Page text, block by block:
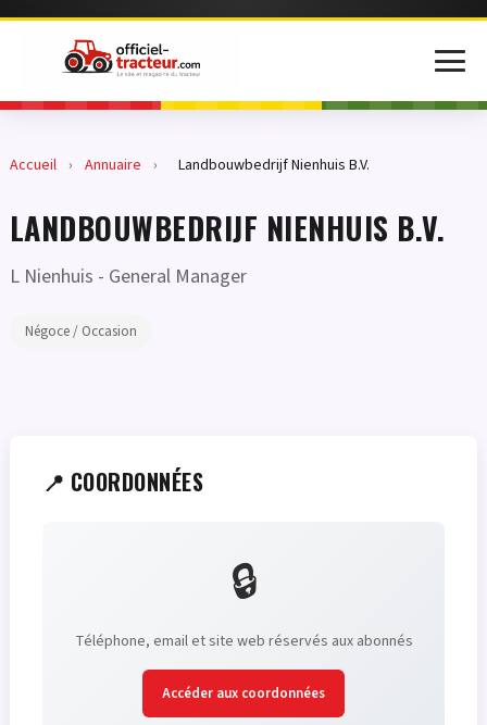
Accueil › Annuaire › Landbouwbedrijf Nienhuis B.V.
LANDBOUWBEDRIJF NIENHUIS B.V.
L Nienhuis - General Manager
Négoce / Occasion
📍 COORDONNÉES
🔒
Téléphone, email et site web réservés aux abonnés
Accéder aux coordonnées